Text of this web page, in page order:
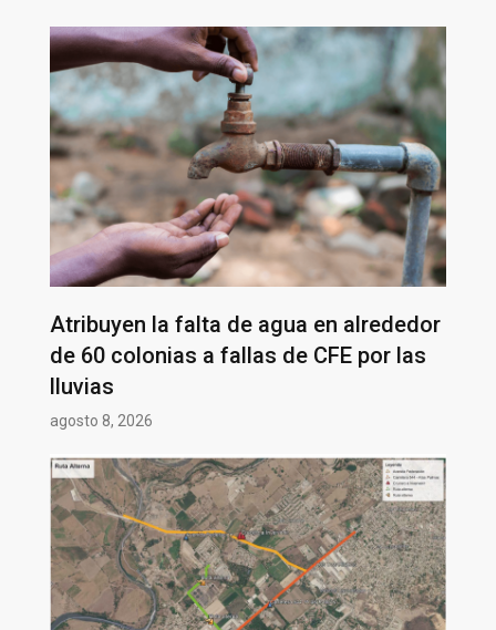
Atribuyen la falta de agua en alrededor
de 60 colonias a fallas de CFE por las
lluvias
agosto 8, 2026